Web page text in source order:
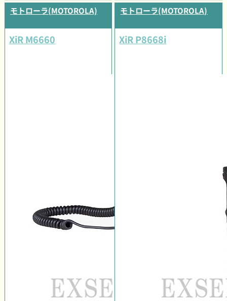
モトローラ(MOTOROLA)
XiR M6660
モトローラ(MOTOROLA)
XiR P8668i